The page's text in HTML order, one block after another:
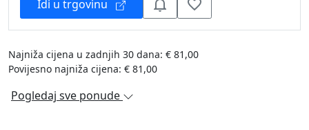
Idi u trgovinu
Najniža cijena u zadnjih 30 dana: € 81,00
Povijesno najniža cijena: € 81,00
Pogledaj sve ponude